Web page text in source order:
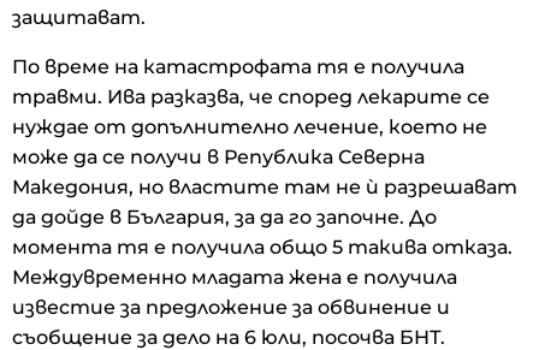
защитават.
По време на катастрофата тя е получила
травми. Ива разказва, че според лекарите се
нуждае от допълнително лечение, което не
може да се получи в Република Северна
Македония, но властите там не ѝ разрешават
да дойде в България, за да го започне. До
момента тя е получила общо 5 такива отказа.
Междувременно младата жена е получила
известие за предложение за обвинение и
съобщение за дело на 6 юли, посочва БНТ.